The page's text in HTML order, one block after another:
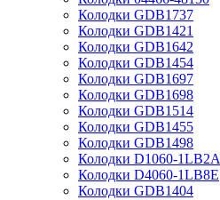
Колодки GDB1737
Колодки GDB1421
Колодки GDB1642
Колодки GDB1454
Колодки GDB1697
Колодки GDB1698
Колодки GDB1514
Колодки GDB1455
Колодки GDB1498
Колодки D1060-1LB2A
Колодки D4060-1LB8E
Колодки GDB1404